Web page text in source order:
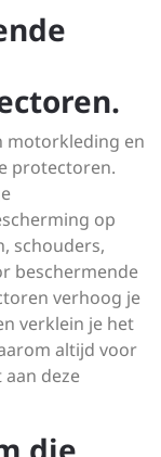
motorkleding en
protectoren.
op
schouders,
beschermende
verhoog je
verklein je het
altijd voor
deze